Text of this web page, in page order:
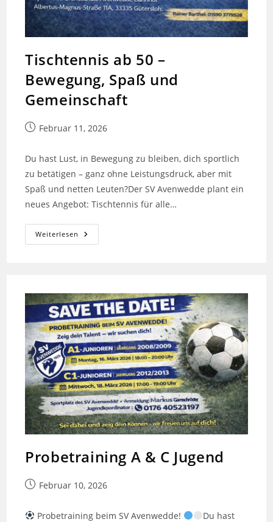
Tischtennis ab 50 –
Bewegung, Spaß und
Gemeinschaft
BeitragFebruar 11, 2026
Du hast Lust, in Bewegung zu bleiben, dich sportlich
zu betätigen – ganz ohne Leistungsdruck, aber mit
Spaß und netten Leuten?Der SV Avenwedde plant ein
neues Angebot: Tischtennis für alle…
Weiterlesen Tischtennis
Ab
Gemeinschaft
Probetraining A & C Jugend
BeitragFebruar 10, 2026
Probetraining beim SV Avenwedde!
Du hast